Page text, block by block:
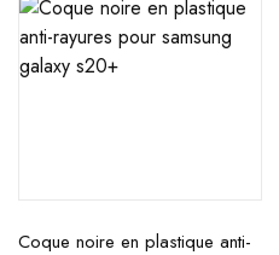
Coque noire en plastique anti-